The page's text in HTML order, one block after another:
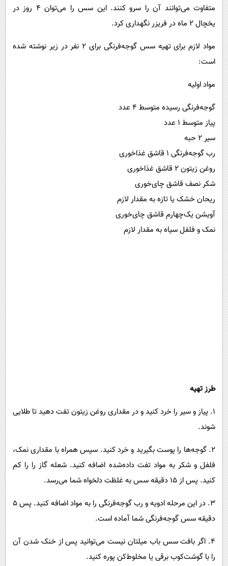
متفاوت می‌توانند آن را سرو کنند. این سس را می‌توان ۴ روز در
یخچال ۲ ماه در فریزر نگهداری کرد.
مواد لازم برای تهیه سس گوجه‌فرنگی برای ۲ نفر در زیر نوشته شده
است:
مواد اولیه
گوجه‌فرنگی رسیده متوسط ۴ عدد
پیاز متوسط ۱ عدد
سیر ۲ حبه
رب گوجه‌فرنگی ۱ قاشق غذاخوری
روغن زیتون ۲ قاشق غذاخوری
شکر نصف قاشق چای‌خوری
ریحان خشک یا تازه به مقدار لازم
آویشن یک‌چهارم قاشق چای‌خوری
نمک و فلفل سیاه به مقدار لازم
طرز تهیه
۱. پیاز و سیر را خرد کنید و در مقداری روغن زیتون تفت دهید تا طلایی
شوند.
۲. گوجه‌ها را پوست بگیرید و خرد کنید. سپس همراه با مقداری نمک،
فلفل و شکر به مواد تفت‌ داده‌شده اضافه کنید. شعله گاز را را کم
کنید. پس از ۱۵ دقیقه سس به غلظت دلخواه شما می‌رسد.
۳. در این مرحله ادویه و رب‌ گوجه‌فرنگی را به مواد اضافه کنید. پس ۵
دقیقه سس گوجه‌فرنگی شما آماده است.
۴. اگر بافت سس باب میلتان نیست می‌توانید پس از خنک شدن آن
را با گوشت‌کوب برقی یا مخلوط‌کن پوره کنید.